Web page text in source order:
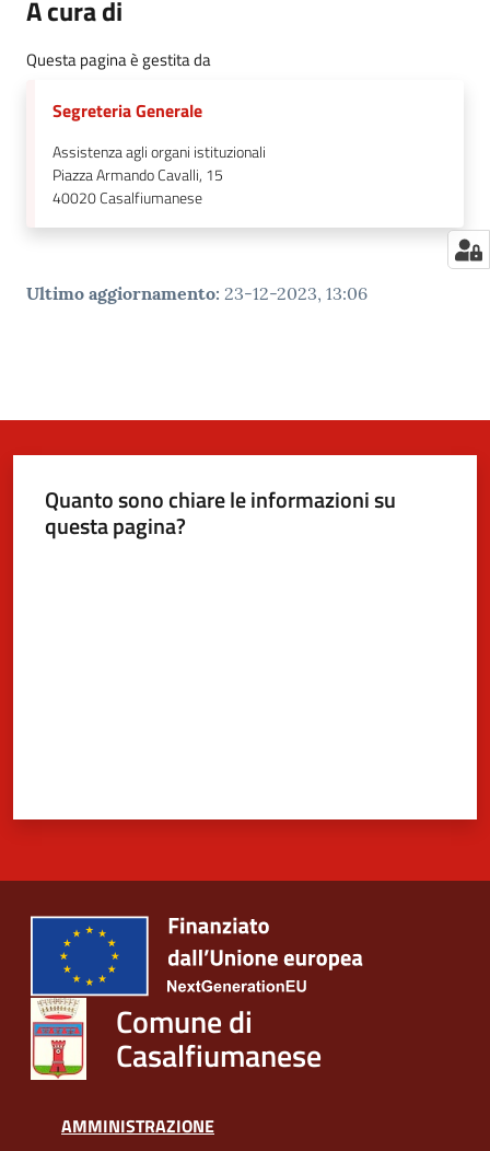
A cura di
Questa pagina è gestita da
Segreteria Generale
Assistenza agli organi istituzionali
Piazza Armando Cavalli, 15
40020Casalfiumanese
Ultimo aggiornamento: 23-12-2023, 13:06
Quanto sono chiare le informazioni su
questa pagina?
Comune di
Casalfiumanese
AMMINISTRAZIONE